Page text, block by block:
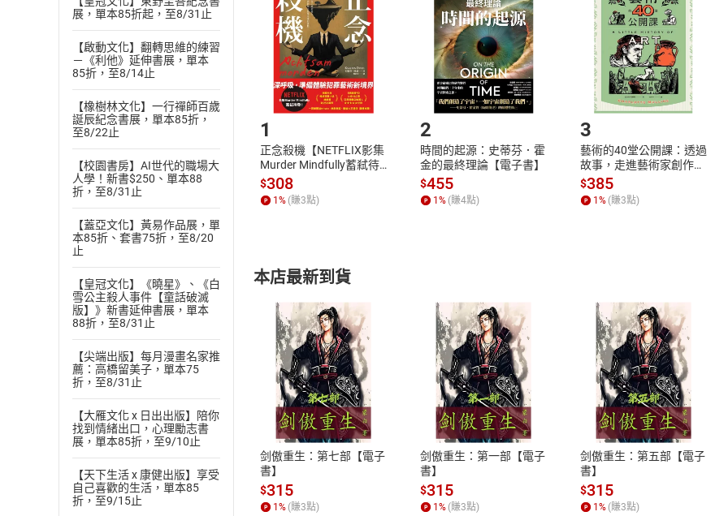
展，單本85折起，至8/31止
【啟動文化】翻轉思維的練習
－《利他》延伸書展，單本
85折，至8/14止
【橡樹林文化】一行禪師百歲
誕辰紀念書展，單本85折，
至8/22止
【校園書房】AI世代的職場大
人學！新書$250、單本88
折，至8/31止
【蓋亞文化】黃易作品展，單
本85折、套書75折，至8/20
止
【皇冠文化】《曉星》、《白
雪公主殺人事件【童話破滅
版】》新書延伸書展，單本
88折，至8/31止
【尖端出版】每月漫畫名家推
薦：高橋留美子，單本75
折，至8/31止
【大雁文化 x 日出出版】陪你
找到情緒出口，心理勵志書
展，單本85折，至9/10止
【天下生活 x 康健出版】享受
自己喜歡的生活，單本85
折，至9/15止
貨」，本店鋪將依您的申請進行審核，待審核通過後將為您辦理退款事宜。
請注意，樂天市場須以整筆訂單為單位進行取消/退貨，恕無法以單支商品取
Choose Shopping cart Login
購書後，如何開始使用？
Step1.選擇閱讀載具 Step2.登入
付款方式
ATM轉帳、信用卡、LINE PAY、AFTEE
退換貨規範
本店是否提供消費者保護法七日猶
之權利，遽消費者保護法及通訊交
除權合理例外情事適用準則，依商
質各有不同規定。詳細退換貨說明
照各商品說明。
1
正念殺機【NETFLIX影集
Murder Mindfully蓄弒待
發】【電子書】
$308
1 % (賺3點)
2
時間的起源：史蒂芬．霍
金的最終理論【電子書】
$455
1 % (賺4點)
3
藝術的40堂公開課：透過
故事，走進藝術家創作現
場，看藝術如何誕生、如
何形塑人類生活【電子
書】
$385
1 % (賺3點)
本店最新到貨
剑傲重生：第七部【電子
書】
$315
1% (賺3點)
剑傲重生：第一部【電子
書】
$315
1% (賺3點)
剑傲重生：第五部【電子
書】
$315
1% (賺3點)